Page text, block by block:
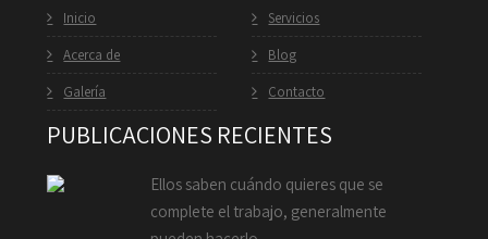
Inicio
Acerca de
Galería
Servicios
Blog
Contacto
PUBLICACIONES RECIENTES
Ellos saben cuándo quieres que se
complete el trabajo, generalmente